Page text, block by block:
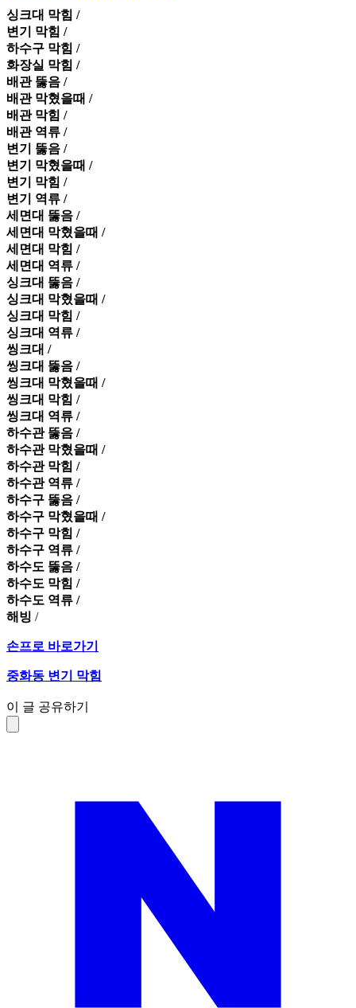
싱크대 막힘 /
변기 막힘 /
하수구 막힘 /
화장실 막힘 /
배관 뚫음 /
배관 막혔을때 /
배관 막힘 /
배관 역류 /
변기 뚫음 /
변기 막혔을때 /
변기 막힘 /
변기 역류 /
세면대 뚫음 /
세면대 막혔을때 /
세면대 막힘 /
세면대 역류 /
싱크대 뚫음 /
싱크대 막혔을때 /
싱크대 막힘 /
싱크대 역류 /
씽크대 /
씽크대 뚫음 /
씽크대 막혔을때 /
씽크대 막힘 /
씽크대 역류 /
하수관 뚫음 /
하수관 막혔을때 /
하수관 막힘 /
하수관 역류 /
하수구 뚫음 /
하수구 막혔을때 /
하수구 막힘 /
하수구 역류 /
하수도 뚫음 /
하수도 막힘 /
하수도 역류 /
해빙 /
손프로 바로가기
중화동 변기 막힘
이 글 공유하기